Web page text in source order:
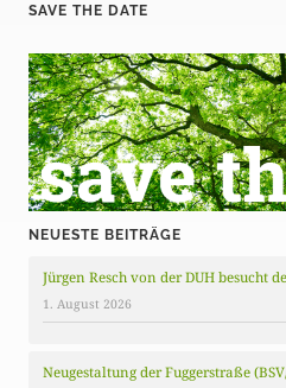
ä
g
e
SAVE THE DATE
NEUESTE BEITRÄGE
Jürgen Resch von der DUH besucht
1. August 2026
Neugestaltung der Fuggerstraße